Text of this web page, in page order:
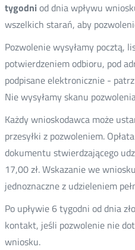
tygodni od dnia wpływu
wszelkich starań, aby
Pozwolenie wysyłamy pocztą,
potwierdzeniem odbioru, pod
podpisane elektronicznie -
Nie wysyłamy skanu
Każdy wnioskodawca może
przesyłki z pozwoleniem.
dokumentu stwierdzającego
17,00 zł. Wskazanie we
jednoznaczne z udzieleniem
Po upływie 6 tygodni od dnia
kontakt, jeśli pozwolenie nie
wniosku.